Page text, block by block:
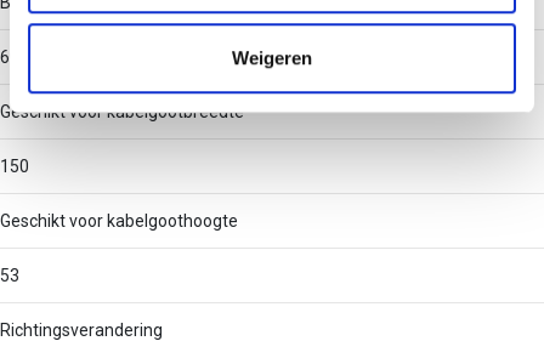
informatie die u aan ze heeft verstrekt of die ze hebben
verzameld op basis van uw gebruik van hun services.
Weigeren
60
Geschikt voor kabelgootbreedte
150
Geschikt voor kabelgoothoogte
53
Richtingsverandering